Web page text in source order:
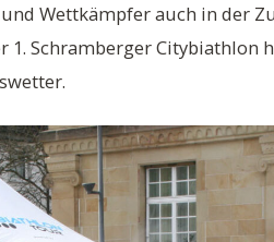
Wettkämpfer auch in der
1. Schramberger Citybiathlon